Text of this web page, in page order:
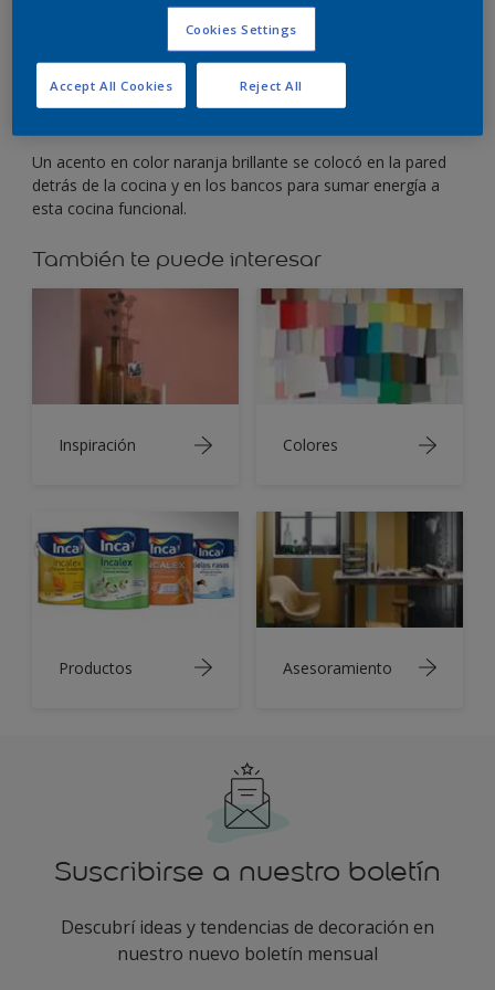
energía a una cocina monótona.
Un acento en color naranja brillante se colocó en la pared
detrás de la cocina y en los bancos para sumar energía a
esta cocina funcional.
También te puede interesar
Inspiración Colores
Productos Asesoramiento
Suscribirse a nuestro boletín
Descubrí ideas y tendencias de decoración en
nuestro nuevo boletín mensual
Cookies Settings
Reject All
Accept All Cookies